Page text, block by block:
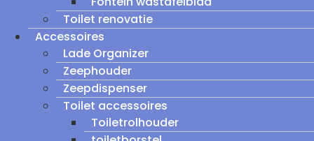
Toilet renovatie
Accessoires
Lade Organizer
Zeephouder
Zeepdispenser
Toilet accessoires
Toiletrolhouder